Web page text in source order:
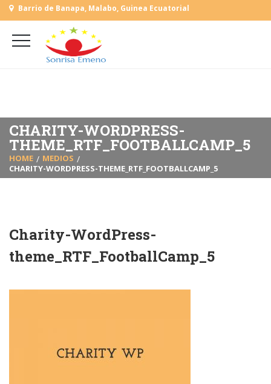
Barrio de Banapa, Malabo, Guinea Ecuatorial
(+240) 555 818930
L-V: 9:00-15:00 Sab, Dom: Cerrado
CHARITY-WORDPRESS-
THEME_RTF_FOOTBALLCAMP_5
HOME
MEDIOS
CHARITY-WORDPRESS-THEME_RTF_FOOTBALLCAMP_5
Charity-WordPress-
theme_RTF_FootballCamp_5